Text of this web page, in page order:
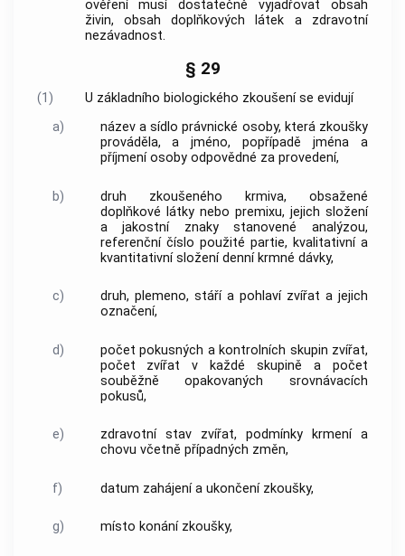
ověření musí dostatečně vyjadřovat obsah
živin, obsah doplňkových látek a zdravotní
nezávadnost.
§ 29
(1) U základního biologického zkoušeníse evidují
a)
název a sídlo právnické osoby, která zkoušky
prováděla, a jméno, popřípadě jména a
příjmení osoby odpovědné za provedení,
b) druh zkoušeného krmiva, obsažené
doplňkové látky nebo premixu, jejich složení
a jakostní znaky stanovené analýzou,
referenční číslo použité partie, kvalitativní a
kvantitativní složenídenní krmné dávky,
c)
druh, plemeno, stáří a pohlaví zvířat a jejich
označení,
d)
počet pokusných a kontrolních skupin zvířat,
počet zvířat v každé skupině a počet
souběžně opakovaných srovnávacích
pokusů,
e)
zdravotní stav zvířat, podmínky krmení a
chovu včetně případných změn,
f) datum zahájení a ukončení zkoušky,
g) místo konání zkoušky,